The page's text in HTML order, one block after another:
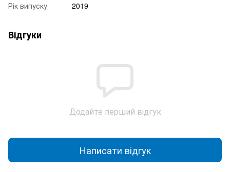
Рік випуску
2019
Відгуки
Додайте перший відгук
Написати відгук